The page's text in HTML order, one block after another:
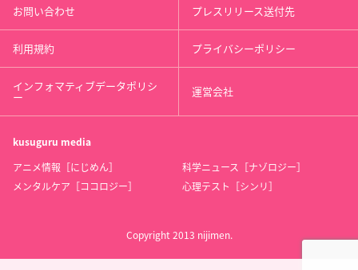
お問い合わせ プレスリリース送付先
利用規約 プライバシーポリシー
インフォマティブデータポリシ
ー 運営会社
kusuguru media
アニメ情報［にじめん］
科学ニュース［ナゾロジー］
メンタルケア［ココロジー］
心理テスト［シンリ］
Copyright 2013 nijimen.